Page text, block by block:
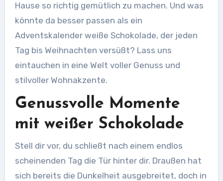
Hause so richtig gemütlich zu machen. Und was
könnte da besser passen als ein
Adventskalender weiße Schokolade, der jeden
Tag bis Weihnachten versüßt? Lass uns
eintauchen in eine Welt voller Genuss und
stilvoller Wohnakzente.
Genussvolle Momente
mit weißer Schokolade
Stell dir vor, du schließt nach einem endlos
scheinenden Tag die Tür hinter dir. Draußen hat
sich bereits die Dunkelheit ausgebreitet, doch in